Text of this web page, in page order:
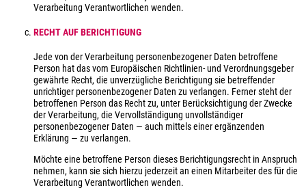
Verarbeitung Verantwortlichen wenden.
RECHT AUF BERICHTIGUNG
Jede von der Verarbeitung personenbezogener Daten betroffene
Person hat das vom Europäischen Richtlinien- und Verordnungsgeber
gewährte Recht, die unverzügliche Berichtigung sie betreffender
unrichtiger personenbezogener Daten zu verlangen. Ferner steht der
betroffenen Person das Recht zu, unter Berücksichtigung der Zwecke
der Verarbeitung, die Vervollständigung unvollständiger
personenbezogener Daten — auch mittels einer ergänzenden
Erklärung — zu verlangen.
Möchte eine betroffene Person dieses Berichtigungsrecht in Anspruch
nehmen, kann sie sich hierzu jederzeit an einen Mitarbeiter des für die
Verarbeitung Verantwortlichen wenden.